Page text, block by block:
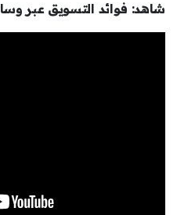
شاهد: فوائد التسويق عبر